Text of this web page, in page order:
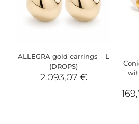
ALLEGRA gold earrings – L
(DROPS)
2.093,07 €